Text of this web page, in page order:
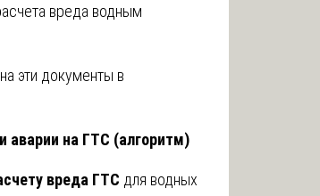
вреда водным
эти документы в
аварии на ГТС (алгоритм)
вреда ГТС для водных